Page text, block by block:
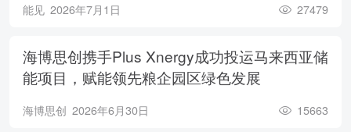
能见 2026年7月1日 27479
海博思创携手Plus Xnergy成功投运马来西亚储
能项目，赋能领先粮企园区绿色发展
海博思创 2026年6月30日 15663